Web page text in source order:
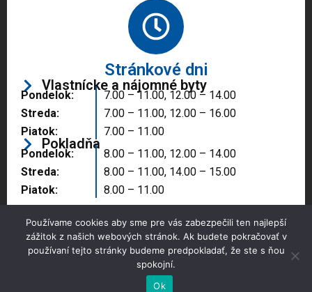
Stránkové dni
Vlastnícke a nájomné byty
Pondelok:
Streda:
Piatok:
7.00 – 11.00, 12.00 – 14.00
7.00 – 11.00, 12.00 – 16.00
7.00 – 11.00
Pokladňa
Pondelok:
Streda:
Piatok:
8.00 – 11.00, 12.00 – 14.00
8.00 – 11.00, 14.00 – 15.00
8.00 – 11.00
Copyright © 2025 Správa majetku mesta, n.o.,
Partizánske
Používame cookies aby sme pre vás zabezpečili ten najlepší
zážitok z našich webových stránok. Ak budete pokračovať v
používaní tejto stránky budeme predpokladať, že ste s ňou
spokojní.
Ok